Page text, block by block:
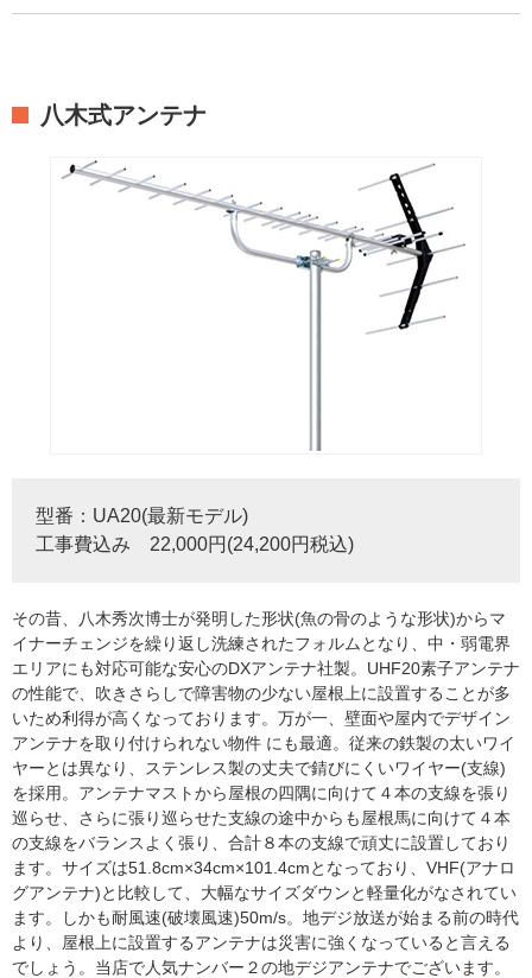
八木式アンテナ
型番：UA20(最新モデル)
工事費込み 22,000円(24,200円税込)
その昔、八木秀次博士が発明した形状(魚の骨のような形状)からマ
イナーチェンジを繰り返し洗練されたフォルムとなり、中・弱電界
エリアにも対応可能な安心のDXアンテナ社製。UHF20素子アンテナ
の性能で、吹きさらしで障害物の少ない屋根上に設置することが多
いため利得が高くなっております。万が一、壁面や屋内でデザイン
アンテナを取り付けられない物件 にも最適。従来の鉄製の太いワイ
ヤーとは異なり、ステンレス製の丈夫で錆びにくいワイヤー(支線)
を採用。アンテナマストから屋根の四隅に向けて４本の支線を張り
巡らせ、さらに張り巡らせた支線の途中からも屋根馬に向けて４本
の支線をバランスよく張り、合計８本の支線で頑丈に設置しており
ます。サイズは51.8cm×34cm×101.4cmとなっており、VHF(アナロ
グアンテナ)と比較して、大幅なサイズダウンと軽量化がなされてい
ます。しかも耐風速(破壊風速)50m/s。地デジ放送が始まる前の時代
より、屋根上に設置するアンテナは災害に強くなっていると言える
でしょう。当店で人気ナンバー２の地デジアンテナでございます。